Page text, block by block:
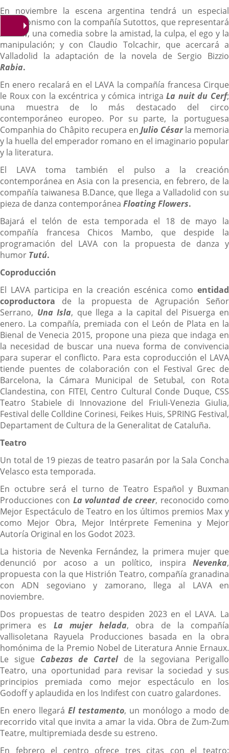
En noviembre la escena argentina tendrá un especial
protagonismo con la compañía Sutottos, que representará
Perdón, una comedia sobre la amistad, la culpa, el ego y la
manipulación; y con Claudio Tolcachir, que acercará a
Valladolid la adaptación de la novela de Sergio Bizzio
Rabia.
En enero recalará en el LAVA la compañía francesa Cirque
le Roux con la excéntrica y cómica intrigaLa nuit du Cerf;
una muestra de lo más destacado del circo
contemporáneo europeo. Por su parte, la portuguesa
Companhia do Châpito recupera enJulio Césarla memoria
y la huella del emperador romano en el imaginario popular
y la literatura.
El LAVA toma también el pulso a la creación
contemporánea en Asia con la presencia, en febrero, de la
compañía taiwanesa B.Dance, que llega a Valladolid con su
pieza de danza contemporánea Floating Flowers.
Bajará el telón de esta temporada el 18 de mayo la
compañía francesa Chicos Mambo, que despide la
programación del LAVA con la propuesta de danza y
humor Tutú.
Coproducción
El LAVA participa en la creación escénica como entidad
coproductora de la propuesta de Agrupación Señor
Serrano, Una Isla, que llega a la capital del Pisuerga en
enero. La compañía, premiada con el León de Plata en la
Bienal de Venecia 2015, propone una pieza que indaga en
la necesidad de buscar una nueva forma de convivencia
para superar el conflicto. Para esta coproducción el LAVA
tiende puentes de colaboración con el Festival Grec de
Barcelona, la Cámara Municipal de Setubal, con Rota
Clandestina, con FITEI, Centro Cultural Conde Duque, CSS
Teatro Stabiele di Innovazione del Friuli-Venezia Giulia,
Festival delle Colldine Corinesi, Feikes Huis, SPRING Festival,
Departament de Cultura de la Generalitat de Cataluña.
Teatro
Un total de 19 piezas de teatro pasarán por la Sala Concha
Velasco esta temporada.
En octubre será el turno de Teatro Español y Buxman
Producciones con La voluntad de creer, reconocido como
Mejor Espectáculo de Teatro en los últimos premios Max y
como Mejor Obra, Mejor Intérprete Femenina y Mejor
Autoría Original en los Godot 2023.
La historia de Nevenka Fernández, la primera mujer que
denunció por acoso a un político, inspira Nevenka,
propuesta con la que Histrión Teatro, compañía granadina
con ADN segoviano y zamorano, llega al LAVA en
noviembre.
Dos propuestas de teatro despiden 2023 en el LAVA. La
primera es La mujer helada, obra de la compañía
vallisoletana Rayuela Producciones basada en la obra
homónima de la Premio Nobel de Literatura Annie Ernaux.
Le sigue Cabezas de Cartel de la segoviana Perigallo
Teatro, una oportunidad para revisar la sociedad y sus
principios premiada como mejor espectáculo en los
Godoff y aplaudida en los Indifest con cuatro galardones.
En enero llegará El testamento, un monólogo a modo de
recorrido vital que invita a amar la vida. Obra de Zum-Zum
Teatre, multipremiada desde su estreno.
En febrero el centro ofrece tres citas con el teatro: